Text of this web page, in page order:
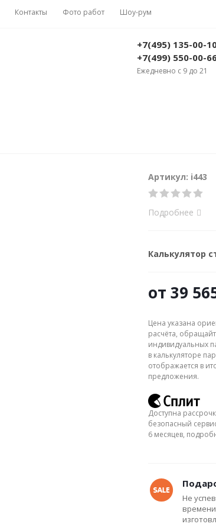
Контакты Фото работ Шоу-рум
+7(495) 135-00-
+7(499) 550-00-
Ежедневно с 9 до 21
Артикул: i443
Подробнее
Калькулятор
от39
Цена указана
расчёта,
индивидуальных
в калькуляторе
отображается в
предложения.
Доступна
безопасный
6 месяцев,
Не